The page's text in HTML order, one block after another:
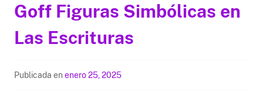
Goff Figuras Simbólicas en
Las Escrituras
Publicada en enero 25, 2025